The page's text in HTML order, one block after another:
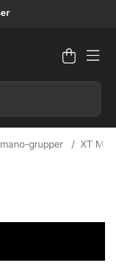
Antal i
.
grupper XT